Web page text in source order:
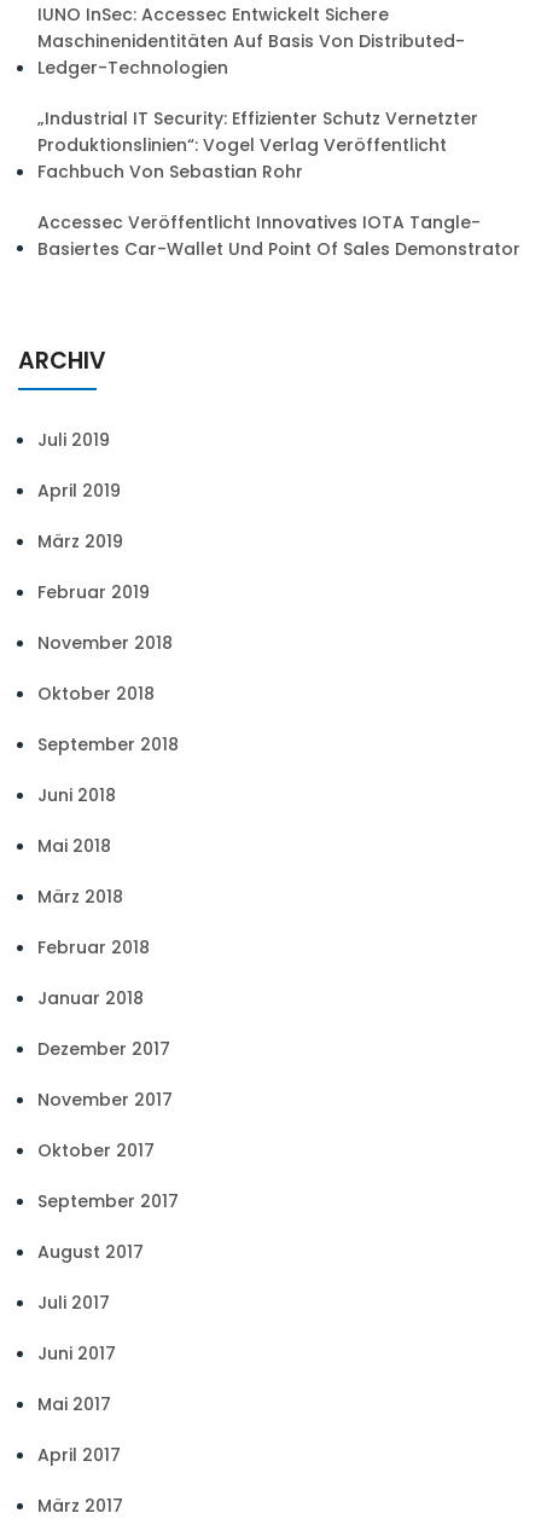
IUNO InSec: Accessec Entwickelt Sichere
Maschinenidentitäten Auf Basis Von Distributed-
Ledger-Technologien
„Industrial IT Security: Effizienter Schutz Vernetzter
Produktionslinien“: Vogel Verlag Veröffentlicht
Fachbuch Von Sebastian Rohr
Accessec Veröffentlicht Innovatives IOTA Tangle-
Basiertes Car-Wallet Und Point Of Sales Demonstrator
ARCHIV
Juli 2019
April 2019
März 2019
Februar 2019
November 2018
Oktober 2018
September 2018
Juni 2018
Mai 2018
März 2018
Februar 2018
Januar 2018
Dezember 2017
November 2017
Oktober 2017
September 2017
August 2017
Juli 2017
Juni 2017
Mai 2017
April 2017
März 2017